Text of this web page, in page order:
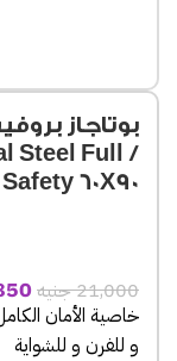
Steel Full
Safety 60X90
21,000جنيه
خاصية الأمان
و للفرن و للشواية